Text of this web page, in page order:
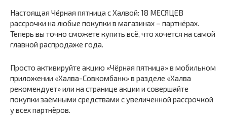
Настоящая Чёрная пятница с Халвой: 18 МЕСЯЦЕВ
рассрочки на любые покупки в магазинах – партнёрах.
Теперь вы точно сможете купить всё, что хочется на самой
главной распродаже года.
Просто активируйте акцию «Чёрная пятница» в мобильном
приложении «Халва-Совкомбанк» в разделе «Халва
рекомендует» или на странице акции и совершайте
покупки заёмными средствами с увеличенной рассрочкой
у всех партнёров.